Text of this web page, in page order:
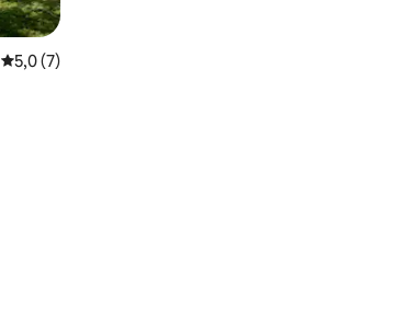
Середня оцінка: 5,0 з 5, відгуки: 7
5,0 (7)